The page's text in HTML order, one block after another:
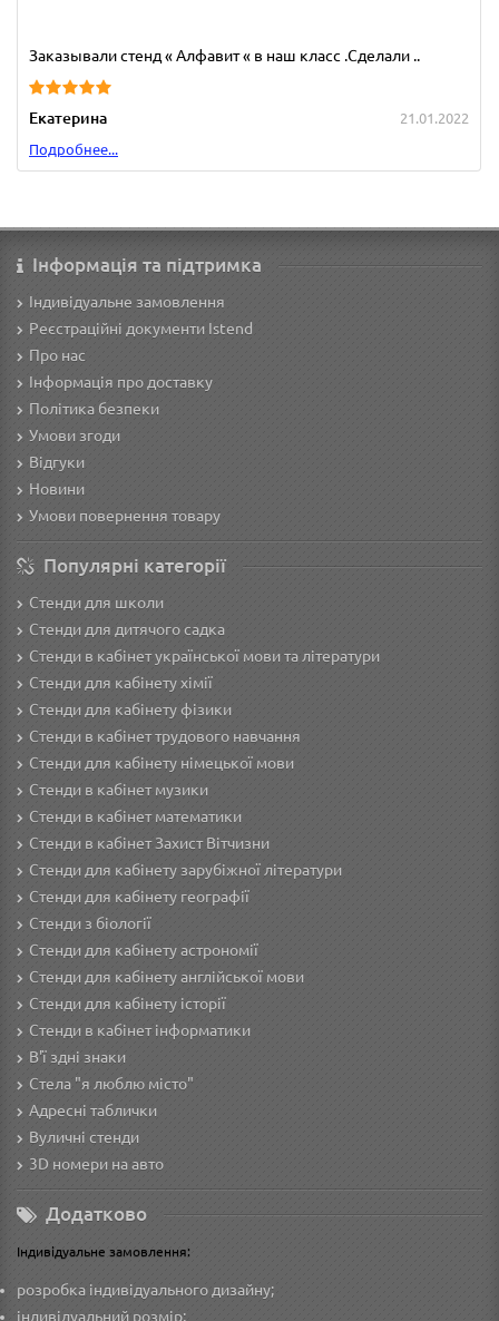
Заказывали стенд « Алфавит « в наш класс .Сделали ..
Екатерина
21.01.2022
Подробнее...
Інформація та підтримка
Індивідуальне замовлення
Реєстраційні документи Istend
Про нас
Інформація про доставку
Політика безпеки
Умови згоди
Відгуки
Новини
Умови повернення товару
Популярні категорії
Стенди для школи
Стенди для дитячого садка
Стенди в кабінет української мови та літератури
Стенди для кабінету хімії
Стенди для кабінету фізики
Стенди в кабінет трудового навчання
Cтенди для кабінету німецької мови
Стенди в кабінет музики
Стенди в кабінет математики
Стенди в кабінет Захист Вітчизни
Стенди для кабінету зарубіжної літератури
Стенди для кабінету географії
Стенди з біології
Стенди для кабінету астрономії
Стенди для кабінету англійської мови
Стенди для кабінету історії
Стенди в кабінет інформатики
В'ї здні знаки
Стела "я люблю місто"
Адресні таблички
Вуличні стенди
3D номери на авто
Додатково
Індивідуальне замовлення:
розробка індивідуального дизайну;
індивідуальний розмір;